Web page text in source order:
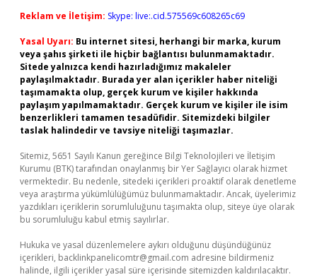
Reklam ve İletişim: Skype: live:.cid.575569c608265c69
Yasal Uyarı: Bu internet sitesi, herhangi bir marka, kurum
veya şahıs şirketi ile hiçbir bağlantısı bulunmamaktadır.
Sitede yalnızca kendi hazırladığımız makaleler
paylaşılmaktadır. Burada yer alan içerikler haber niteliği
taşımamakta olup, gerçek kurum ve kişiler hakkında
paylaşım yapılmamaktadır. Gerçek kurum ve kişiler ile isim
benzerlikleri tamamen tesadüfidir. Sitemizdeki bilgiler
taslak halindedir ve tavsiye niteliği taşımazlar.
Sitemiz, 5651 Sayılı Kanun gereğince Bilgi Teknolojileri ve İletişim
Kurumu (BTK) tarafından onaylanmış bir Yer Sağlayıcı olarak hizmet
vermektedir. Bu nedenle, sitedeki içerikleri proaktif olarak denetleme
veya araştırma yükümlülüğümüz bulunmamaktadır. Ancak, üyelerimiz
yazdıkları içeriklerin sorumluluğunu taşımakta olup, siteye üye olarak
bu sorumluluğu kabul etmiş sayılırlar.
Hukuka ve yasal düzenlemelere aykırı olduğunu düşündüğünüz
içerikleri, backlinkpanelicomtr@gmail.com adresine bildirmeniz
halinde, ilgili içerikler yasal süre içerisinde sitemizden kaldırılacaktır.